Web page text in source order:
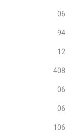
06
94
12
408
06
06
106